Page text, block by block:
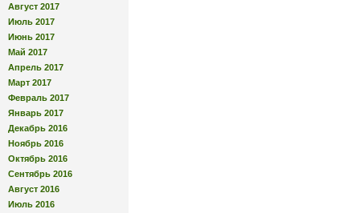
Август 2017
Июль 2017
Июнь 2017
Май 2017
Апрель 2017
Март 2017
Февраль 2017
Январь 2017
Декабрь 2016
Ноябрь 2016
Октябрь 2016
Сентябрь 2016
Август 2016
Июль 2016